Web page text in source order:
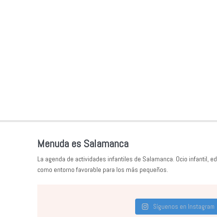
Menuda es Salamanca
La agenda de actividades infantiles de Salamanca. Ocio infantil,
como entorno favorable para los más pequeños.
Síguenos en Instagram